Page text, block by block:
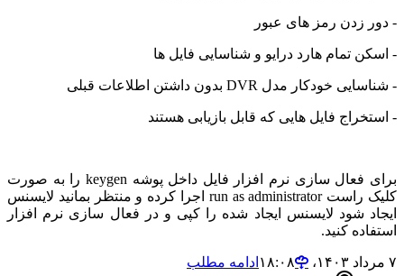
- دور زدن رمز های عبور
- اسکن تمام هارد درایو و شناسایی فایل ها
- شناسایی خودکار مدل DVR بدون داشتن اطلاعات قبلی
- استخراج فایل هایی که قابل بازیابی هستند
برای فعال سازی نرم افزار فایل داخل پوشه keygen را به صورت
کلیک راست run as administrator اجرا کرده و منتظر بمانید لایسنس
ایجاد شود لایسنس ایجاد شده را کپی و در فعال سازی نرم افزار
استفاده کنید.
۷ مرداد ۱۴۰۳،‏ ۱۸:۰۸
ادامه مطلب